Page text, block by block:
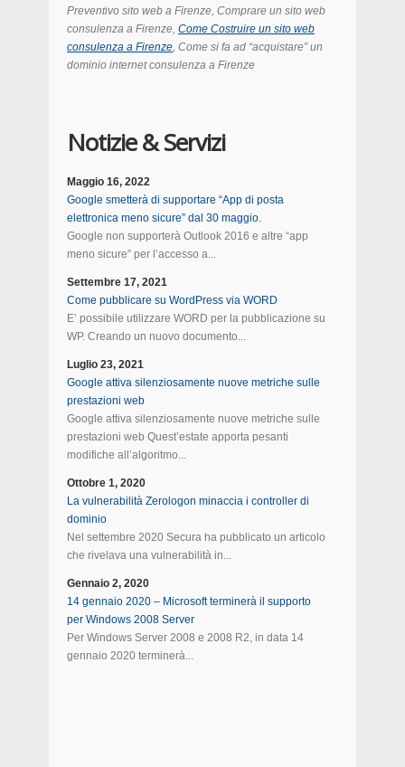
Preventivo sito web a Firenze, Comprare un sito web
consulenza a Firenze, Come Costruire un sito web
consulenza a Firenze, Come si fa ad “acquistare” un
dominio internet consulenza a Firenze
Notizie & Servizi
Maggio 16, 2022
Google smetterà di supportare “App di posta
elettronica meno sicure” dal 30 maggio.
Google non supporterà Outlook 2016 e altre “app
meno sicure” per l’accesso a...
Settembre 17, 2021
Come pubblicare su WordPress via WORD
E’ possibile utilizzare WORD per la pubblicazione su
WP. Creando un nuovo documento...
Luglio 23, 2021
Google attiva silenziosamente nuove metriche sulle
prestazioni web
Google attiva silenziosamente nuove metriche sulle
prestazioni web Quest’estate apporta pesanti
modifiche all’algoritmo...
Ottobre 1, 2020
La vulnerabilità Zerologon minaccia i controller di
dominio
Nel settembre 2020 Secura ha pubblicato un articolo
che rivelava una vulnerabilità in...
Gennaio 2, 2020
14 gennaio 2020 – Microsoft terminerà il supporto
per Windows 2008 Server
Per Windows Server 2008 e 2008 R2, in data 14
gennaio 2020 terminerà...